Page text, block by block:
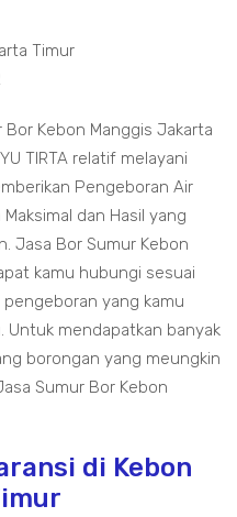
Timur
Kebon Manggis Jakarta
TIRTA relatif melayani
Pengeboran Air
dan Hasil yang
Jasa Bor Sumur Kebon
kamu hubungi sesuai
yang kamu
Untuk mendapatkan banyak
borongan yang meungkin
Sumur Bor Kebon
di Kebon